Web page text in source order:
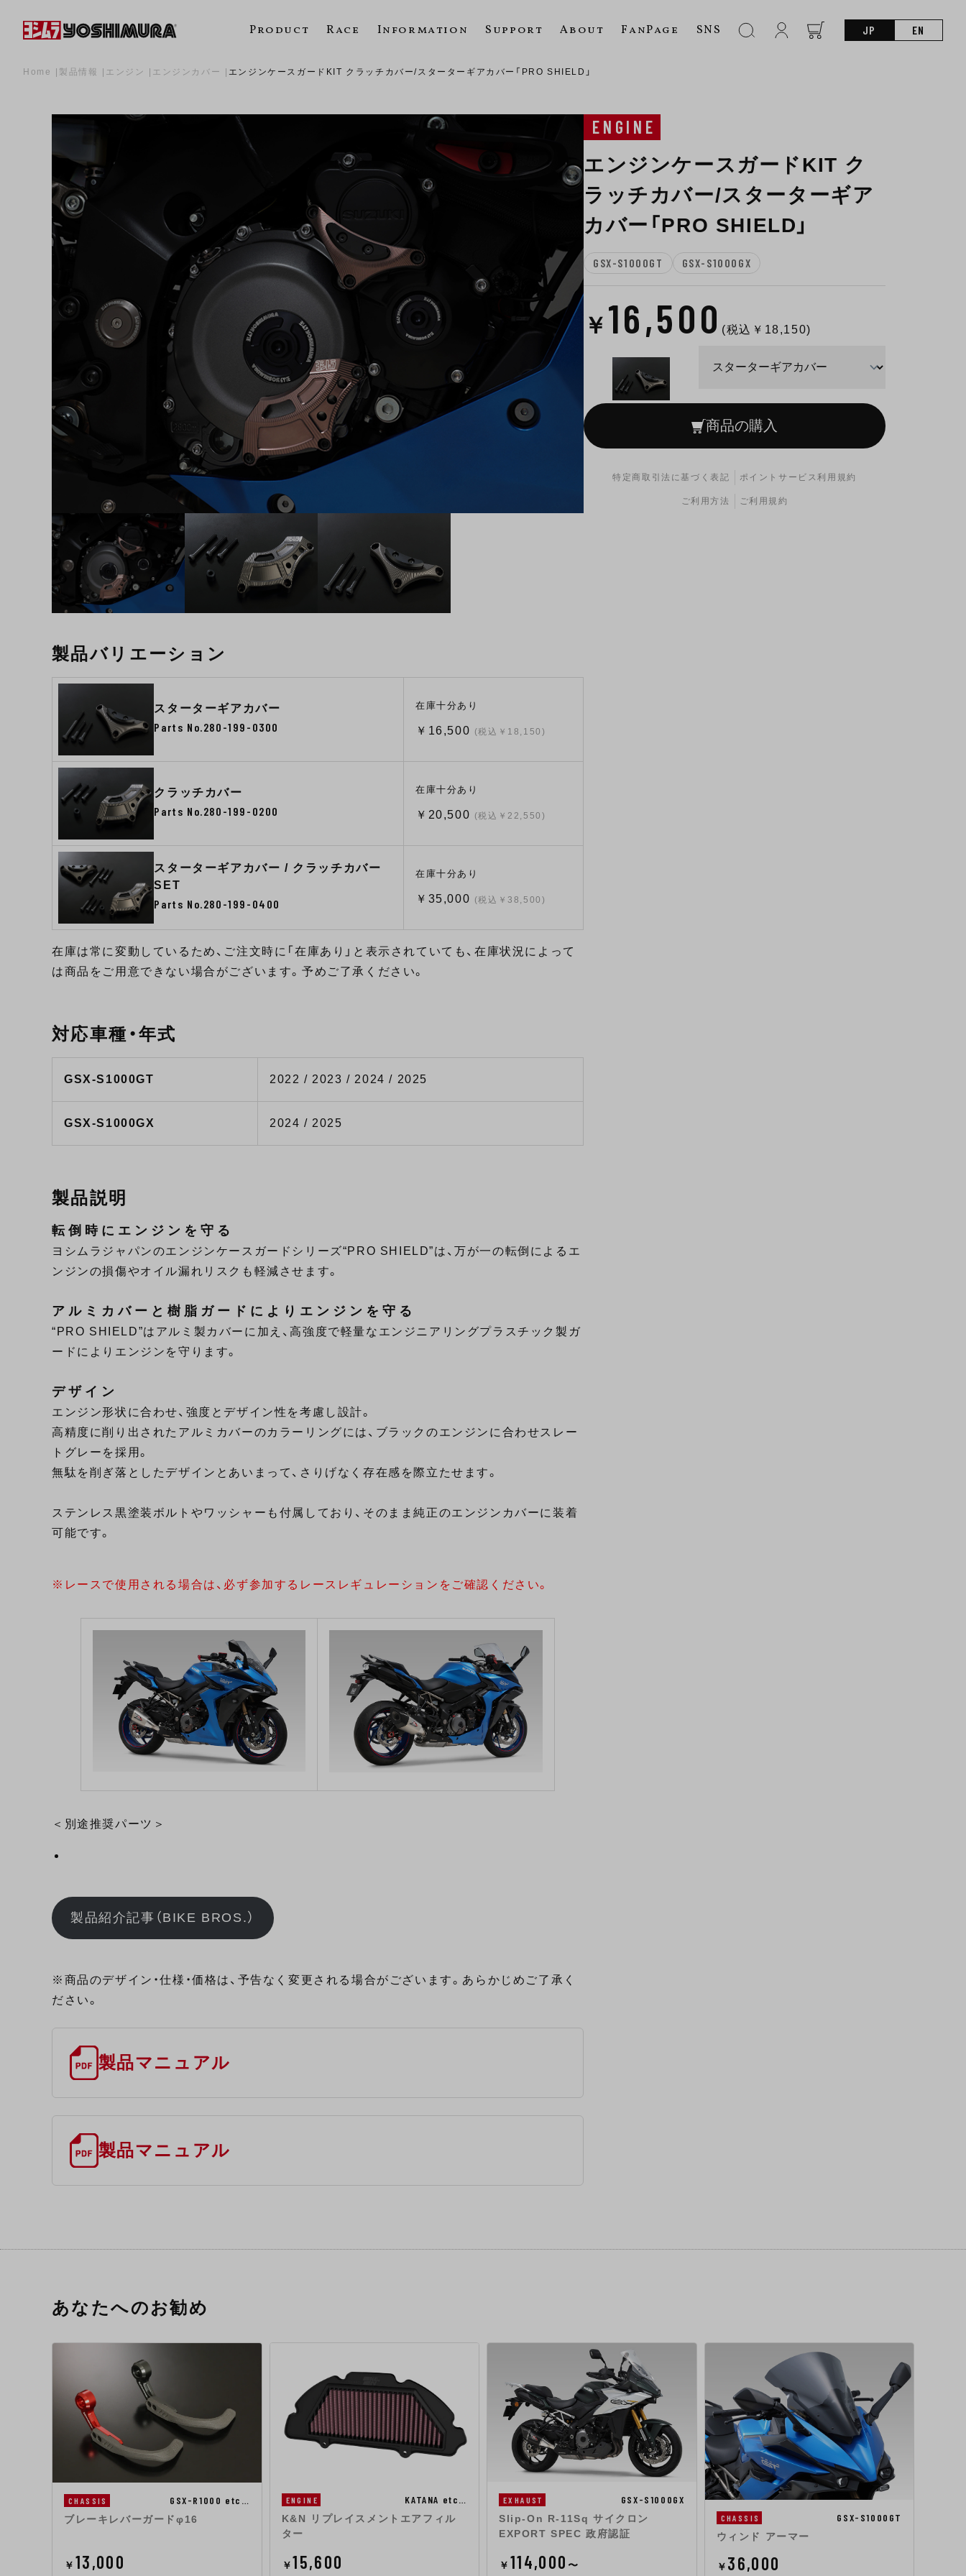
Product Race Information Support About FanPage SNS JP EN
Home 製品情報 エンジン エンジンカバー エンジンケースガードKIT クラッチカバー/スターターギアカバー「PRO SHIELD」
ENGINE
エンジンケースガードKIT ク
ラッチカバー/スターターギア
カバー「PRO SHIELD」
GSX-S1000GT GSX-S1000GX
￥ 16,500 (税込￥ 18,150)
商品の購入
特定商取引法に基づく表記 ポイントサービス利用規約
ご利用方法 ご利用規約
製品バリエーション
スターターギアカバー
Parts No.280-199-0300
在庫十分あり
￥16,500 (税込￥18,150)
クラッチカバー
Parts No.280-199-0200
在庫十分あり
￥20,500 (税込￥22,550)
スターターギアカバー / クラッチカバー
SET
Parts No.280-199-0400
在庫十分あり
￥35,000 (税込￥38,500)
在庫は常に変動しているため、ご注文時に「在庫あり」と表示されていても、在庫状況によって
は商品をご用意できない場合がございます。予めご了承ください。
対応車種・年式
GSX-S1000GT 2022 / 2023 / 2024 / 2025
GSX-S1000GX 2024 / 2025
製品説明
転倒時にエンジンを守る
ヨシムラジャパンのエンジンケースガードシリーズ“PRO SHIELD”は、万が一の転倒によるエ
ンジンの損傷やオイル漏れリスクも軽減させます。
アルミカバーと樹脂ガードによりエンジンを守る
“PRO SHIELD”はアルミ製カバーに加え、高強度で軽量なエンジニアリングプラスチック製ガ
ードによりエンジンを守ります。
デザイン
エンジン形状に合わせ、強度とデザイン性を考慮し設計。
高精度に削り出されたアルミカバーのカラーリングには、ブラックのエンジンに合わせスレー
トグレーを採用。
無駄を削ぎ落としたデザインとあいまって、さりげなく存在感を際立たせます。
ステンレス黒塗装ボルトやワッシャーも付属しており、そのまま純正のエンジンカバーに装着
可能です。
※レースで使用される場合は、必ず参加するレースレギュレーションをご確認ください。
＜別途推奨パーツ＞
製品紹介記事（BIKE BROS.）
※商品のデザイン・仕様・価格は、予告なく変更される場合がございます。あらかじめご了承く
ださい。
製品マニュアル
製品マニュアル
あなたへのお勧め
CHASSIS GSX-R1000 etc…
ブレーキレバーガードφ16
￥ 13,000
ENGINE KATANA etc…
K&N リプレイスメントエアフィル
ター
￥15,600
EXHAUST GSX-S1000GX
Slip-On R-11Sq サイクロン
EXPORT SPEC 政府認証
￥ 114,000 〜
CHASSIS GSX-S1000GT
ウィンド アーマー
￥ 36,000